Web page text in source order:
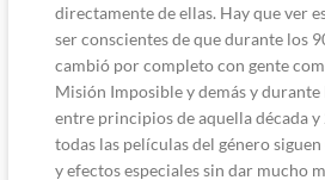
directamente de ellas. Hay que ver
ser conscientes de que durante los
cambió por completo con gente
Misión Imposible y demás y durante
entre principios de aquella década
todas las películas del género
y efectos especiales sin dar mucho